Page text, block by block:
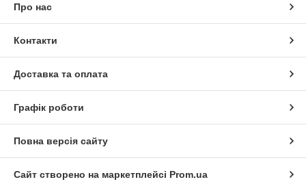
Про нас
Контакти
Доставка та оплата
Графік роботи
Повна версія сайту
Сайт створено на маркетплейсі Prom.ua